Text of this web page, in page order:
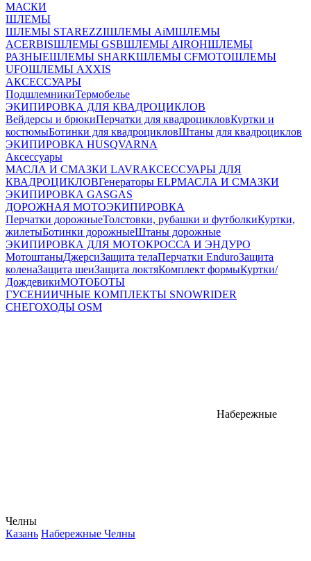
МАСКИ
ШЛЕМЫ
ШЛЕМЫ STAREZZIШЛЕМЫ AiMШЛЕМЫ
ACERBISШЛЕМЫ GSBШЛЕМЫ AIROHШЛЕМЫ
РАЗНЫЕШЛЕМЫ SHARKШЛЕМЫ CFMOTOШЛЕМЫ
UFOШЛЕМЫ AXXIS
АКСЕССУАРЫ
ПодшлемникиТермобелье
ЭКИПИРОВКА ДЛЯ КВАДРОЦИКЛОВ
Вейдерсы и брюкиПерчатки для квадроцикловКуртки и
костюмыБотинки для квадроцикловШтаны для квадроциклов
ЭКИПИРОВКА HUSQVARNA
Аксессуары
МАСЛА И СМАЗКИ LAVRАКСЕССУАРЫ ДЛЯ
КВАДРОЦИКЛОВГенераторы ELPМАСЛА И СМАЗКИ
ЭКИПИРОВКА GASGAS
ДОРОЖНАЯ МОТОЭКИПИРОВКА
Перчатки дорожныеТолстовки, рубашки и футболкиКуртки,
жилетыБотинки дорожныеШтаны дорожные
ЭКИПИРОВКА ДЛЯ МОТОКРОССА И ЭНДУРО
МотоштаныДжерсиЗащита телаПерчатки EnduroЗащита
коленаЗащита шеиЗащита локтяКомплект формыКуртки/
ДождевикиМОТОБОТЫ
ГУСЕНИИЧНЫЕ КОМПЛЕКТЫ SNOWRIDER
СНЕГОХОДЫ OSM
Набережные
Челны
Казань Набережные Челны